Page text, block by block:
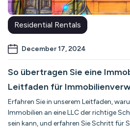
Residential Rentals
December 17, 2024
So übertragen Sie eine
Leitfaden für
Erfahren Sie in unserem Leitfaden,
Immobilien an eine LLC der richtige
sein kann, und erfahren Sie Schritt für